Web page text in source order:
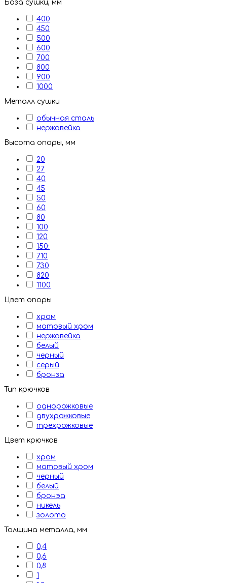
База сушки, мм
400
450
500
600
700
800
900
1000
Металл сушки
обычная сталь
нержавейка
Высота опоры, мм
20
27
40
45
50
60
80
100
120
150:
710
730
820
1100
Цвет опоры
хром
матовый хром
нержавейка
белый
черный
серый
бронза
Тип крючков
однорожковые
двухрожковые
трехрожковые
Цвет крючков
хром
матовый хром
черный
белый
бронэа
никель
золото
Толщина металла, мм
0,4
0,6
0,8
1